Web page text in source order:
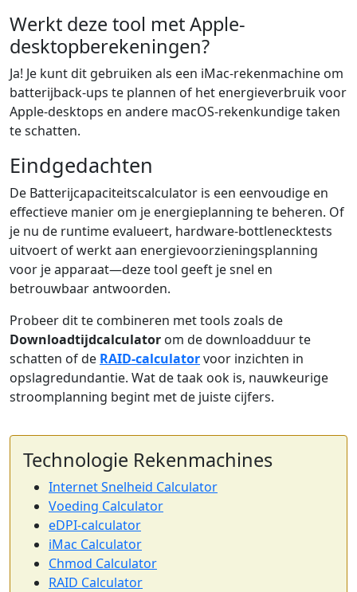
Werkt deze tool met Apple-
desktopberekeningen?
Ja! Je kunt dit gebruiken als een iMac-rekenmachine om
batterijback-ups te plannen of het energieverbruik voor
Apple-desktops en andere macOS-rekenkundige taken
te schatten.
Eindgedachten
De Batterijcapaciteitscalculator is een eenvoudige en
effectieve manier om je energieplanning te beheren. Of
je nu de runtime evalueert, hardware-bottlenecktests
uitvoert of werkt aan energievoorzieningsplanning
voor je apparaat—deze tool geeft je snel en
betrouwbaar antwoorden.
Probeer dit te combineren met tools zoals de
Downloadtijdcalculator om de downloadduur te
schatten of de RAID-calculatorvoor inzichten in
opslagredundantie. Wat de taak ook is, nauwkeurige
stroomplanning begint met de juiste cijfers.
Technologie Rekenmachines
Internet Snelheid Calculator
Voeding Calculator
eDPI-calculator
iMac Calculator
Chmod Calculator
RAID Calculator